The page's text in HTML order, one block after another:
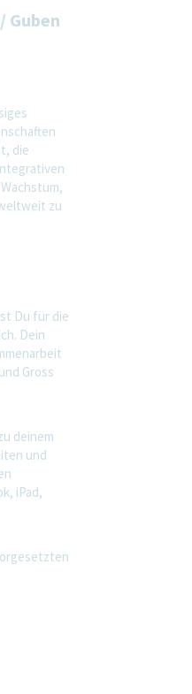
Guben
die
zu
Du für die
Dein
Gross
deinem
und
iPad,